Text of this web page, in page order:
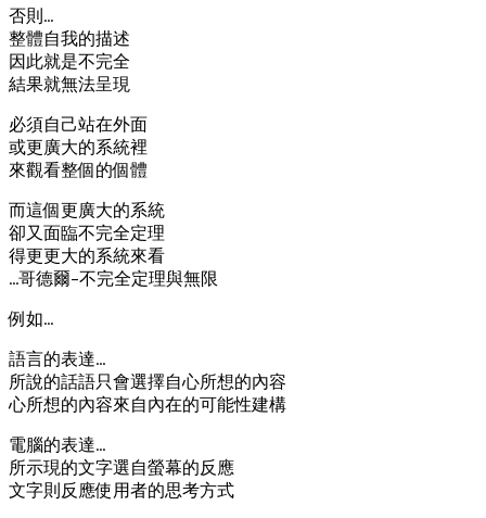
否則…
整體自我的描述
因此就是不完全
結果就無法呈現
必須自己站在外面
或更廣大的系統裡
來觀看整個的個體
而這個更廣大的系統
卻又面臨不完全定理
得更更大的系統來看
…哥德爾–不完全定理與無限
例如…
語言的表達…
所說的話語只會選擇自心所想的內容
心所想的內容來自內在的可能性建構
電腦的表達…
所示現的文字選自螢幕的反應
文字則反應使用者的思考方式